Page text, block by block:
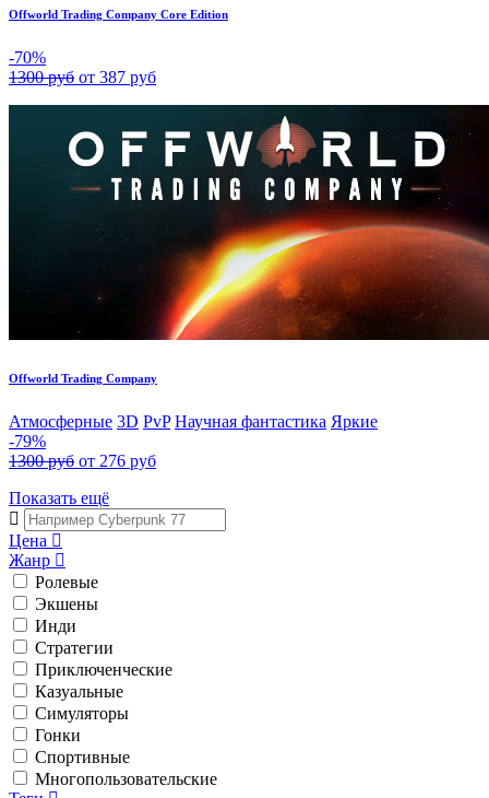
Offworld Trading Company Core Edition
-70%
1300 руб от 387 руб
Offworld Trading Company
Атмосферные 3D PvP Научная фантастика Яркие
-79%
1300 руб от 276 руб
Показать ещё
Цена
Жанр
Ролевые
Экшены
Инди
Стратегии
Приключенческие
Казуальные
Симуляторы
Гонки
Спортивные
Многопользовательские